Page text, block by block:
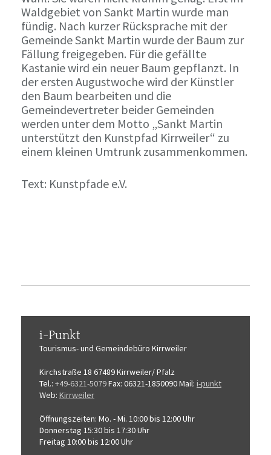
Waldgebiet von Sankt Martin wurde man
fündig. Nach kurzer Rücksprache mit der
Gemeinde Sankt Martin wurde der Baum zur
Fällung freigegeben. Für die gefällte
Kastanie wird ein neuer Baum gepflanzt. In
der ersten Augustwoche wird der Künstler
den Baum bearbeiten und die
Gemeindevertreter beider Gemeinden
werden unter dem Motto „Sankt Martin
unterstützt den Kunstpfad Kirrweiler“ zu
einem kleinen Umtrunk zusammenkommen.
Text: Kunstpfade e.V.
i-Punkt
Tourismus-und Gemeindebüro Kirrweiler
Kirchstraße 18 67489 Kirrweiler/ Pfalz
Tel.: +49-6321-5079Fax: 06321-1850090Mail: i-punkt
Web: Kirrweiler
Öffnungszeiten: Mo. - Mi. 10:00 bis 12:00 Uhr
Donnerstag 15:30 bis 17:30 Uhr
Freitag 10:00 bis 12:00 Uhr